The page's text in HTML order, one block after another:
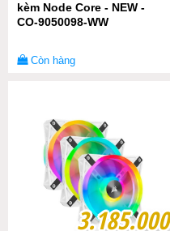
kèm Node Core - NEW -
CO-9050098-WW
Còn hàng
3.185.000
3.185.000